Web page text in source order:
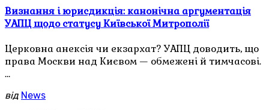
Визнання і юрисдикція: канонічна аргументація
УАПЦ щодо статусу Київської Митрополії
Церковна анексія чи екзархат? УАПЦ доводить, що
права Москви над Києвом — обмежені й тимчасові.
…
від News